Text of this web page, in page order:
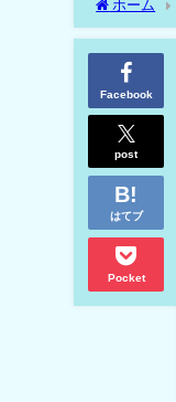
ホーム
た最果て行
Facebook
post
はてブ
Pocket